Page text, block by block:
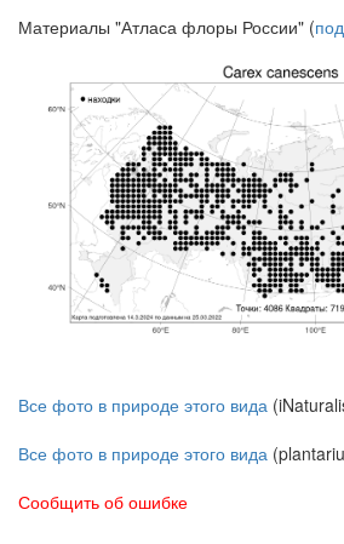
Материалы "Атласа флоры России" (
Все фото в природе этого вида
Все фото в природе этого вида
Сообщить об ошибке